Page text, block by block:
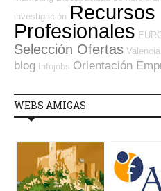
investigación Recursos
Profesionales
Selección Ofertas Valencia
blog Infojobs Orientación
WEBS AMIGAS